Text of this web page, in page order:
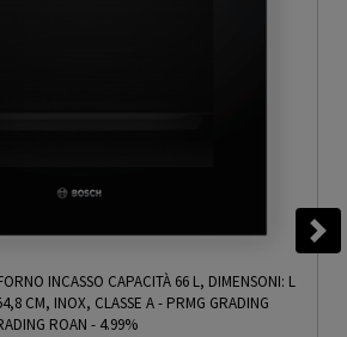
INCASSO CAPACITÀ 66 L, DIMENSONI: L
CLASSE A - PRMG GRADING
ROAN - 4.99%